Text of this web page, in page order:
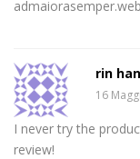
rin
16
I never try the
review!